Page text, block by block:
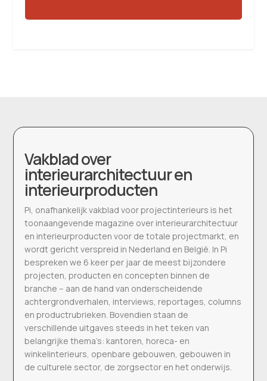
Vakblad over
interieurarchitectuur en
interieurproducten
Pi, onafhankelijk vakblad voor projectinterieurs is het
toonaangevende magazine over interieurarchitectuur
en interieurproducten voor de totale projectmarkt, en
wordt gericht verspreid in Nederland en België. In Pi
bespreken we 6 keer per jaar de meest bijzondere
projecten, producten en concepten binnen de
branche – aan de hand van onderscheidende
achtergrondverhalen, interviews, reportages, columns
en productrubrieken. Bovendien staan de
verschillende uitgaves steeds in het teken van
belangrijke thema’s: kantoren, horeca- en
winkelinterieurs, openbare gebouwen, gebouwen in
de culturele sector, de zorgsector en het onderwijs.